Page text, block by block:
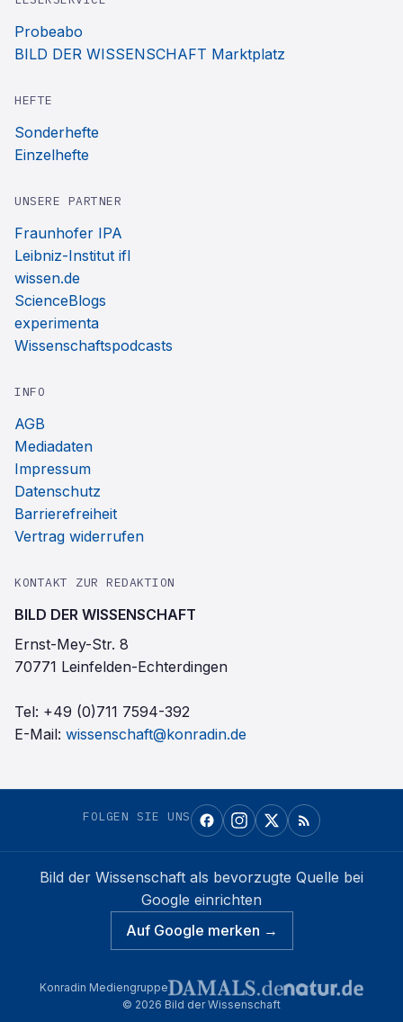
Probeabo
BILD DER WISSENSCHAFT Marktplatz
HEFTE
Sonderhefte
Einzelhefte
UNSERE PARTNER
Fraunhofer IPA
Leibniz-Institut ifl
wissen.de
ScienceBlogs
experimenta
Wissenschaftspodcasts
INFO
AGB
Mediadaten
Impressum
Datenschutz
Barrierefreiheit
Vertrag widerrufen
KONTAKT ZUR REDAKTION
BILD DER WISSENSCHAFT
Ernst-Mey-Str. 8
70771 Leinfelden-Echterdingen
Tel: +49 (0)711 7594-392
E-Mail: wissenschaft@konradin.de
FOLGEN SIE UNS
Bild der Wissenschaft als bevorzugte Quelle bei
Google einrichten
Auf Google merken →
Konradin Mediengruppe
© 2026 Bild der Wissenschaft